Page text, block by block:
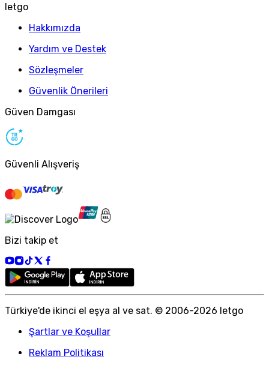
letgo
Hakkımızda
Yardım ve Destek
Sözleşmeler
Güvenlik Önerileri
Güven Damgası
Güvenli Alışveriş
Bizi takip et
Türkiye'de ikinci el eşya al ve sat. © 2006-2026 letgo
Şartlar ve Koşullar
Reklam Politikası